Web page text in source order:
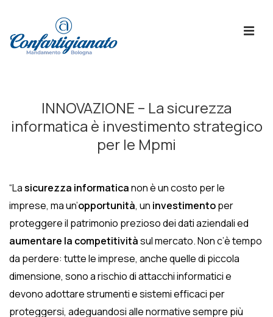
Principale
INNOVAZIONE – La sicurezza
informatica è investimento strategico
per le Mpmi
“Lasicurezza informaticanon è un costo per le
imprese, ma un’opportunità, un investimentoper
proteggere il patrimonio prezioso dei dati aziendali ed
aumentare la competitivitàsul mercato. Non c’è tempo
da perdere: tutte le imprese, anche quelle di piccola
dimensione, sono a rischio di attacchi informatici e
devono adottare strumenti e sistemi efficaci per
proteggersi, adeguandosi alle normative sempre più